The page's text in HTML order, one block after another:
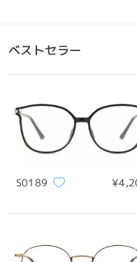
四角顔 丸顔
*画像はイメージです
ベストセラー
S0189